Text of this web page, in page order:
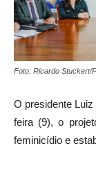
Foto: Ricardo Stuckert/
O presidente
feira (9), o
feminicídio e